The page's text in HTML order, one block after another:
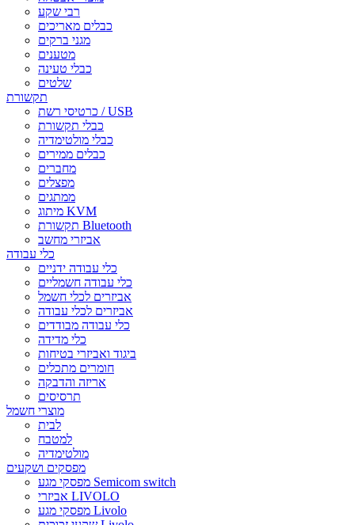
רבי שקע
כבלים מאריכים
מגני ברקים
מטענים
כבלי טעינה
שלטים
תקשורת
כרטיסי רשת / USB
כבלי תקשורת
כבלי מולטימדיה
כבלים ממירים
מחברים
מפצלים
ממתגים
מיתוג KVM
תקשורת Bluetooth
אביזרי מחשב
כלי עבודה
כלי עבודה ידניים
כלי עבודה חשמליים
אביזרים לכלי חשמל
אביזרים לכלי עבודה
כלי עבודה מבודדים
כלי מדידה
ביגוד ואביזרי בטיחות
חומרים מתכלים
אריזה והדבקה
תרסיסים
מוצרי חשמל
לבית
למטבח
מולטימדיה
מפסקים ושקעים
מפסקי מגע Semicom switch
אביזרי LIVOLO
מפסקי מגע Livolo